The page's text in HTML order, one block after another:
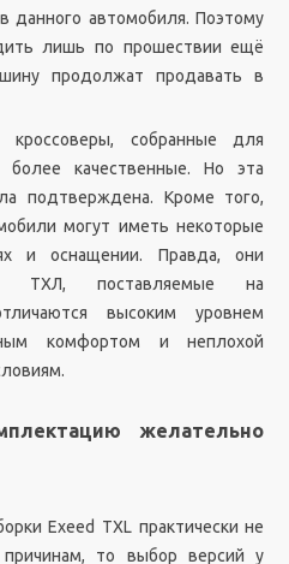
данного автомобиля. Поэтому
лишь по прошествии ещё
продолжат продавать в
собранные для
более качественные. Но эта
подтверждена. Кроме того,
могут иметь некоторые
и оснащении. Правда, они
ТХЛ, поставляемые на
высоким уровнем
комфортом и неплохой
желательно
Exeed TXL практически не
то выбор версий у